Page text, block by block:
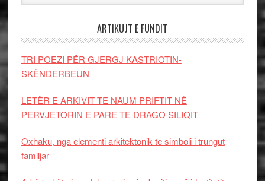
ARTIKUJT E FUNDIT
TRI POEZI PËR GJERGJ KASTRIOTIN-
SKËNDERBEUN
LETËR E ARKIVIT TE NAUM PRIFTIT NË
PERVJETORIN E PARE TE DRAGO SILIQIT
Oxhaku, nga elementi arkitektonik te simboli i trungut
familjar